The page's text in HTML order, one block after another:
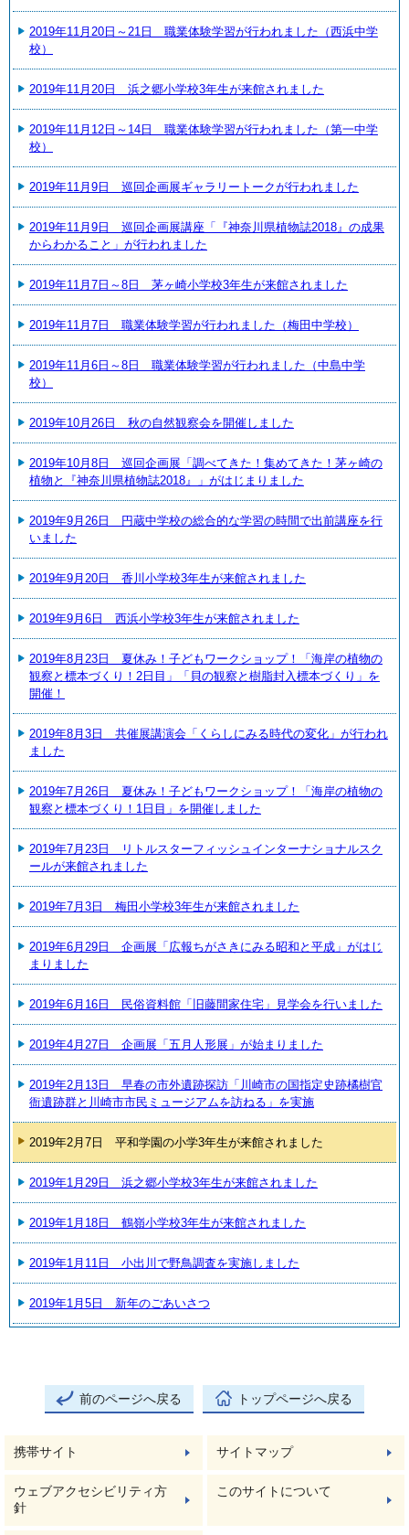
2019年11月20日～21日 職業体験学習が行われました（西浜中学
校）
2019年11月20日 浜之郷小学校3年生が来館されました
2019年11月12日～14日 職業体験学習が行われました（第一中学
校）
2019年11月9日 巡回企画展ギャラリートークが行われました
2019年11月9日 巡回企画展講座「『神奈川県植物誌2018』の成果
からわかること」が行われました
2019年11月7日～8日 茅ヶ崎小学校3年生が来館されました
2019年11月7日 職業体験学習が行われました（梅田中学校）
2019年11月6日～8日 職業体験学習が行われました（中島中学
校）
2019年10月26日 秋の自然観察会を開催しました
2019年10月8日 巡回企画展「調べてきた！集めてきた！茅ヶ崎の
植物と『神奈川県植物誌2018』」がはじまりました
2019年9月26日 円蔵中学校の総合的な学習の時間で出前講座を行
いました
2019年9月20日 香川小学校3年生が来館されました
2019年9月6日 西浜小学校3年生が来館されました
2019年8月23日 夏休み！子どもワークショップ！「海岸の植物の
観察と標本づくり！2日目」「貝の観察と樹脂封入標本づくり」を
開催！
2019年8月3日 共催展講演会「くらしにみる時代の変化」が行われ
ました
2019年7月26日 夏休み！子どもワークショップ！「海岸の植物の
観察と標本づくり！1日目」を開催しました
2019年7月23日 リトルスターフィッシュインターナショナルスク
ールが来館されました
2019年7月3日 梅田小学校3年生が来館されました
2019年6月29日 企画展「広報ちがさきにみる昭和と平成」がはじ
まりました
2019年6月16日 民俗資料館「旧藤間家住宅」見学会を行いました
2019年4月27日 企画展「五月人形展」が始まりました
2019年2月13日 早春の市外遺跡探訪「川崎市の国指定史跡橘樹官
衙遺跡群と川崎市市民ミュージアムを訪ねる」を実施
2019年2月7日 平和学園の小学3年生が来館されました
2019年1月29日 浜之郷小学校3年生が来館されました
2019年1月18日 鶴嶺小学校3年生が来館されました
2019年1月11日 小出川で野鳥調査を実施しました
2019年1月5日 新年のごあいさつ
前のページへ戻る トップページへ戻る
携帯サイト サイトマップ
ウェブアクセシビリティ方
針
このサイトについて